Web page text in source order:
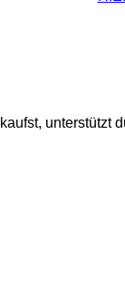
unterstützt